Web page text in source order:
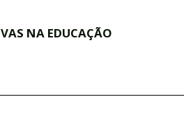
NA EDUCAÇÃO